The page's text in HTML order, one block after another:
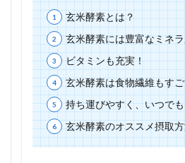
玄米酵素とは？
玄米酵素には豊富なミネ
ビタミンも充実！
玄米酵素は食物繊維もす
持ち運びやすく、いつで
玄米酵素のオススメ摂取